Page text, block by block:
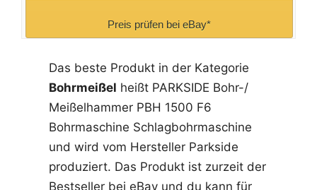
Preis prüfen bei eBay*
Das beste Produkt in der Kategorie
Bohrmeißel heißt PARKSIDE Bohr-/
Meißelhammer PBH 1500 F6
Bohrmaschine Schlagbohrmaschine
und wird vom Hersteller Parkside
produziert. Das Produkt ist zurzeit der
Bestseller bei eBay und du kann für